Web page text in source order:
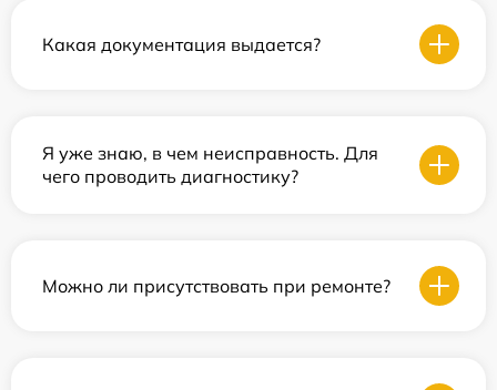
Какая документация выдается?
Я уже знаю, в чем неисправность. Для
чего проводить диагностику?
Можно ли присутствовать при ремонте?